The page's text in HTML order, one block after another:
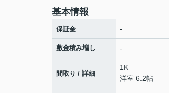
基本情報
保証金 -
敷金積み増し -
間取り / 詳細
1K
洋室 6.2帖